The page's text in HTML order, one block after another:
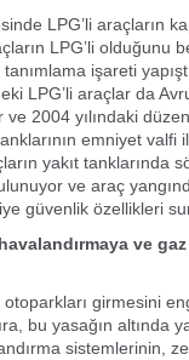
LPG’li araçların
LPG’li olduğunu
işareti
LPG’li araçlar da
2004 yılındaki
emniyet valfi
yakıt tanklarında
ve araç
güvenlik özellikleri
ve
otoparkları girmesini
bu yasağın altında
sistemlerinin,